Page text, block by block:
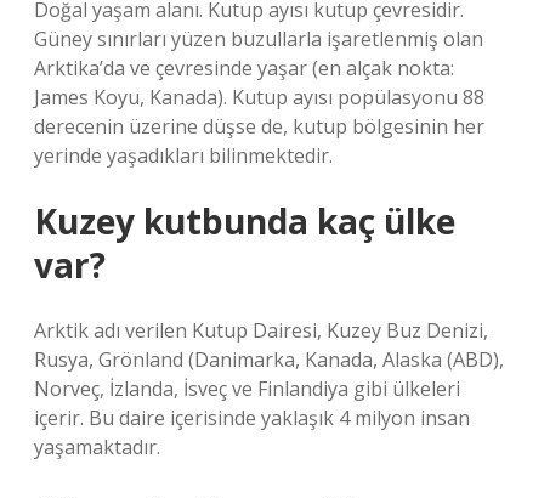
Doğal yaşam alanı. Kutup ayısı kutup çevresidir.
Güney sınırları yüzen buzullarla işaretlenmiş olan
Arktika’da ve çevresinde yaşar (en alçak nokta:
James Koyu, Kanada). Kutup ayısı popülasyonu 88
derecenin üzerine düşse de, kutup bölgesinin her
yerinde yaşadıkları bilinmektedir.
Kuzey kutbunda kaç ülke
var?
Arktik adı verilen Kutup Dairesi, Kuzey Buz Denizi,
Rusya, Grönland (Danimarka, Kanada, Alaska (ABD),
Norveç, İzlanda, İsveç ve Finlandiya gibi ülkeleri
içerir. Bu daire içerisinde yaklaşık 4 milyon insan
yaşamaktadır.